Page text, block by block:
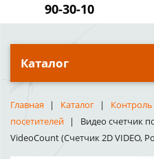
90-30-10
Каталог
Главная Каталог Контроль
посетителей
Видео счетчик
VideoCount (Счетчик 2D VIDEO,